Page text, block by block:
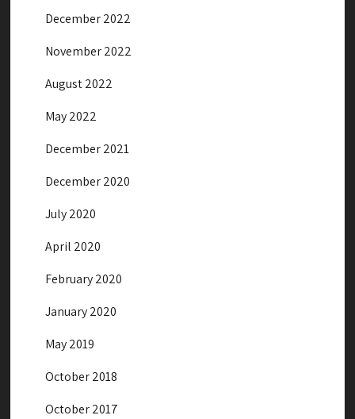
December 2022
November 2022
August 2022
May 2022
December 2021
December 2020
July 2020
April 2020
February 2020
January 2020
May 2019
October 2018
October 2017